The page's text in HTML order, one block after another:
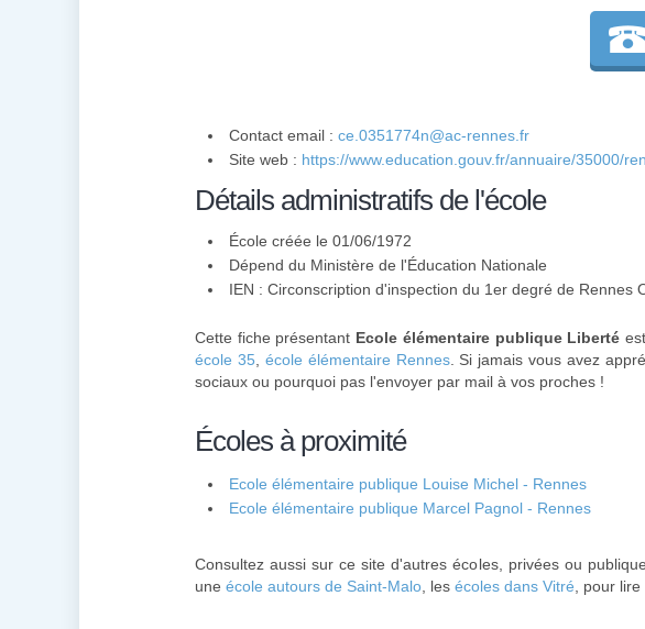
Contact email : ce.0351774n@ac-rennes.fr
Site web : https://www.education.gouv.fr/annuaire/35000/
Détails administratifs de l'école
École créée le 01/06/1972
Dépend du Ministère de l'Éducation Nationale
IEN : Circonscription d'inspection du 1er degré de Rennes
Cette fiche présentant Ecole élémentaire publique Liberté
école 35
école élémentaire Rennes. Si jamais vous avez
sociaux ou pourquoi pas l'envoyer par mail à vos proches !
Écoles à proximité
Ecole élémentaire publique Louise Michel - Rennes
Ecole élémentaire publique Marcel Pagnol - Rennes
Consultez aussi sur ce site d'autres écoles, privées ou
une école autours de Saint-Malo , les écoles dans Vitré , pour